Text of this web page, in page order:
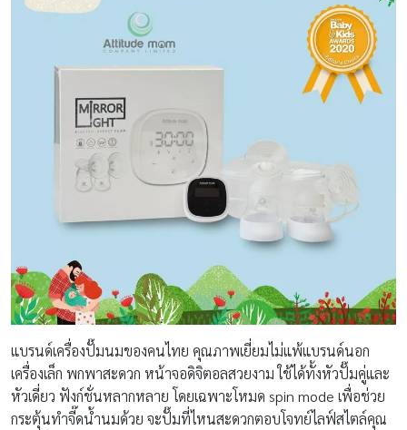
แบรนด์เครื่องปั๊มนมของคนไทย คุณภาพเยี่ยมไม่แพ้แบรนด์นอก
เครื่องเล็ก พกพาสะดวก หน้าจอดิจิตอลสวยงาม ใช้ได้ทั้งหัวปั๊มคู่และ
หัวเดี่ยว ฟังก์ชั่นหลากหลาย โดยเฉพาะโหมด spin mode เพื่อช่วย
กระตุ้นทำจี๊ดน้ำนมด้วย จะปั๊มที่ไหนสะดวกตอบโจทย์ไลฟ์สไตล์คุณ